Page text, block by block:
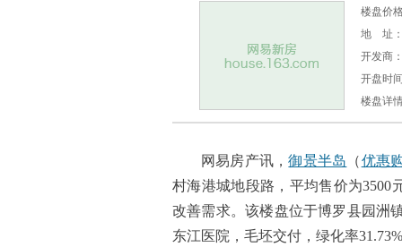
楼盘价
地 址：
开发商
开盘时
楼盘详
网易房产讯，御景半岛 （优惠
村海港城地段路，平均售价为3500
改善需求。该楼盘位于博罗县园洲
东江医院，毛坯交付，绿化率